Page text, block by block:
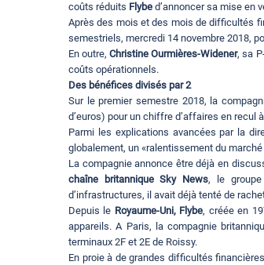
coûts réduits Flybe d’annoncer sa mise en
Après des mois et des mois de difficultés
semestriels, mercredi 14 novembre 2018,
En outre,Christine Ourmières-Widener, sa
coûts opérationnels.
Des bénéfices divisés par 2
Sur le premier semestre 2018, la
d’euros) pour un chiffre d’affaires en recul
Parmi les explications avancées par la
globalement, un «ralentissement du
La compagnie annonce être déjà en
chaîne britannique Sky News, le groupe
d’infrastructures, il avait déjà tenté de
Depuis le Royaume-Uni, Flybe, créée en
appareils. A Paris, la compagnie
terminaux 2F et 2E de Roissy.
En proie à de grandes difficultés